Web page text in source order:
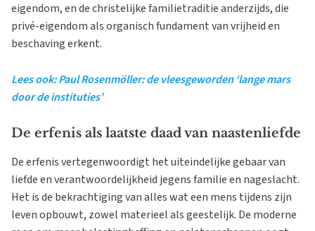
eigendom, en de christelijke familietraditie anderzijds, die
privé-eigendom als organisch fundament van vrijheid en
beschaving erkent.
Lees ook: Paul Rosenmöller: de vleesgeworden ‘lange mars
door de instituties’
De erfenis als laatste daad van naastenliefde
De erfenis vertegenwoordigt het uiteindelijke gebaar van
liefde en verantwoordelijkheid jegens familie en nageslacht.
Het is de bekrachtiging van alles wat een mens tijdens zijn
leven opbouwt, zowel materieel als geestelijk. De moderne